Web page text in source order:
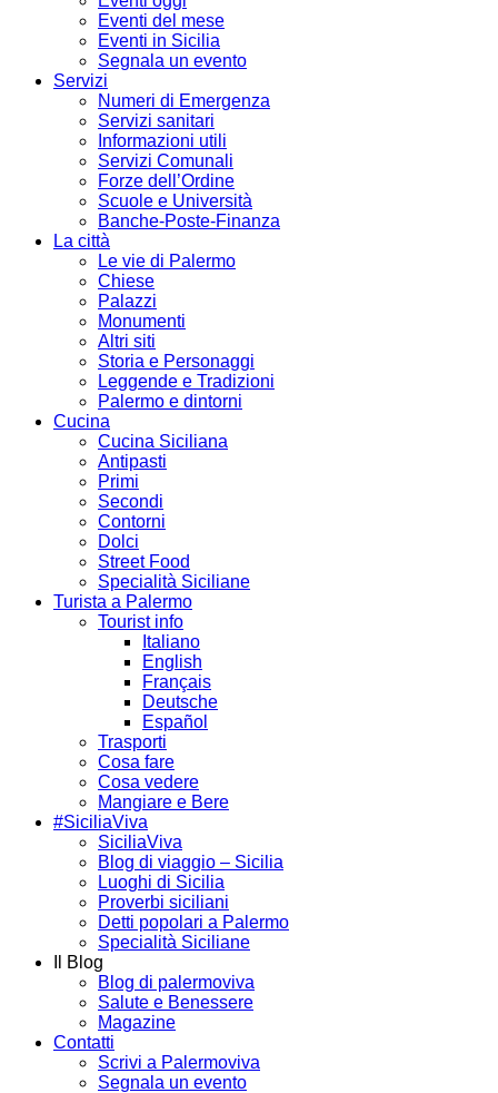
Eventi del mese
Eventi in Sicilia
Segnala un evento
Servizi
Numeri di Emergenza
Servizi sanitari
Informazioni utili
Servizi Comunali
Forze dell’Ordine
Scuole e Università
Banche-Poste-Finanza
La città
Le vie di Palermo
Chiese
Palazzi
Monumenti
Altri siti
Storia e Personaggi
Leggende e Tradizioni
Palermo e dintorni
Cucina
Cucina Siciliana
Antipasti
Primi
Secondi
Contorni
Dolci
Street Food
Specialità Siciliane
Turista a Palermo
Tourist info
Italiano
English
Français
Deutsche
Español
Trasporti
Cosa fare
Cosa vedere
Mangiare e Bere
#SiciliaViva
SiciliaViva
Blog di viaggio – Sicilia
Luoghi di Sicilia
Proverbi siciliani
Detti popolari a Palermo
Specialità Siciliane
Il Blog
Blog di palermoviva
Salute e Benessere
Magazine
Contatti
Scrivi a Palermoviva
Segnala un evento